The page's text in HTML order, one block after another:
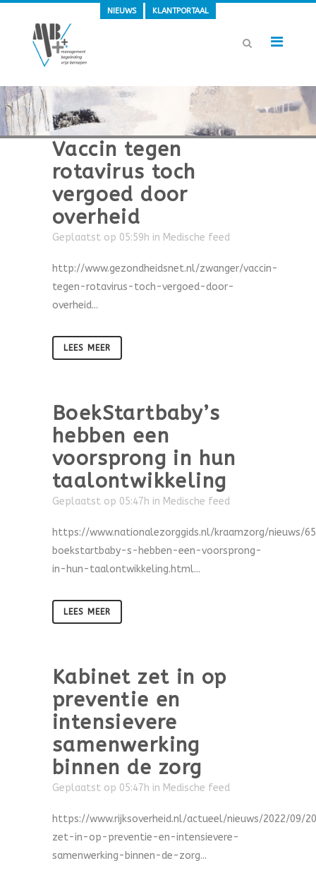
NIEUWS KLANTPORTAAL
Vaccin tegen
rotavirus toch
vergoed door
overheid
Geplaatst op 05:59h in Medische feed
http://www.gezondheidsnet.nl/zwanger/vaccin-
tegen-rotavirus-toch-vergoed-door-
overheid...
LEES MEER
BoekStartbaby’s
hebben een
voorsprong in hun
taalontwikkeling
Geplaatst op 05:47h in Medische feed
https://www.nationalezorggids.nl/kraamzorg/nieuws/
boekstartbaby-s-hebben-een-voorsprong-
in-hun-taalontwikkeling.html...
LEES MEER
Kabinet zet in op
preventie en
intensievere
samenwerking
binnen de zorg
Geplaatst op 05:47h in Medische feed
https://www.rijksoverheid.nl/actueel/nieuws/2022/09/
zet-in-op-preventie-en-intensievere-
samenwerking-binnen-de-zorg...